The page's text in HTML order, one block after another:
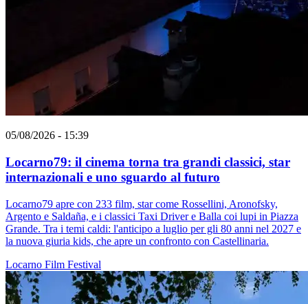
05/08/2026 - 15:39
Locarno79: il cinema torna tra grandi classici, star
internazionali e uno sguardo al futuro
Locarno79 apre con 233 film, star come Rossellini, Aronofsky,
Argento e Saldaña, e i classici Taxi Driver e Balla coi lupi in Piazza
Grande. Tra i temi caldi: l'anticipo a luglio per gli 80 anni nel 2027 e
la nuova giuria kids, che apre un confronto con Castellinaria.
Locarno Film Festival